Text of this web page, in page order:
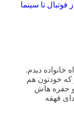
تا سینما
دیدم.
هم
هاش